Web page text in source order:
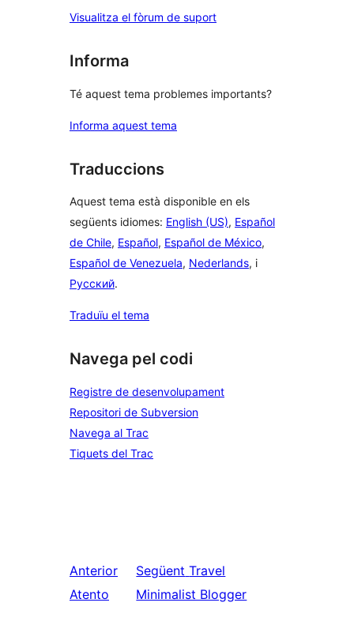
Visualitza el fòrum de suport
Informa
Té aquest tema problemes importants?
Informa aquest tema
Traduccions
Aquest tema està disponible en els
següents idiomes: English (US), Español
de Chile, Español, Español de México,
Español de Venezuela, Nederlands, i
Русский.
Traduïu el tema
Navega pel codi
Registre de desenvolupament
Repositori de Subversion
Navega al Trac
Tiquets del Trac
Anterior
Atento
Següent Travel
Minimalist Blogger